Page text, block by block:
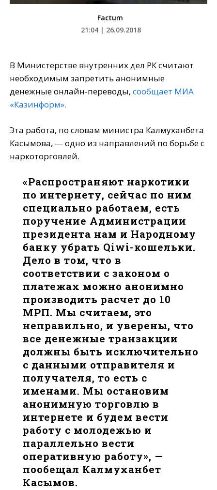
Factum
21:04 | 26.09.2018
В Министерстве внутренних дел РК считают
необходимым запретить анонимные
денежные онлайн-переводы, сообщает МИА
«Казинформ».
Эта работа, по словам министра Калмуханбета
Касымова, — одно из направлений по борьбе с
наркоторговлей.
«Распространяют наркотики
по интернету, сейчас по ним
специально работаем, есть
поручение Администрации
президента нам и Народному
банку убрать Qiwi-кошельки.
Дело в том, что в
соответствии с законом о
платежах можно анонимно
производить расчет до 10
МРП. Мы считаем, это
неправильно, и уверены, что
все денежные транзакции
должны быть исключительно
с данными отправителя и
получателя, то есть с
именами. Мы остановим
анонимную торговлю в
интернете и будем вести
работу с молодежью и
параллельно вести
оперативную работу», —
пообещал Калмуханбет
Касымов.